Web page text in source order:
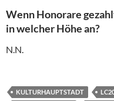
Wenn Honorare
in welcher Höhe an?
N.N.
KULTURHAUPTSTADT